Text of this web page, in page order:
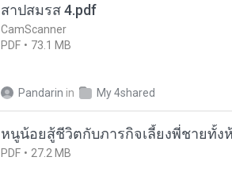
สาปสมรส 4.pdf
CamScanner
PDF
73.1 MB
Pandarin in My 4shared
หนูน้อยสู้ชีวิตกับภารกิจเลี้ยงพี่ชายทั้ง
PDF 27.2 MB